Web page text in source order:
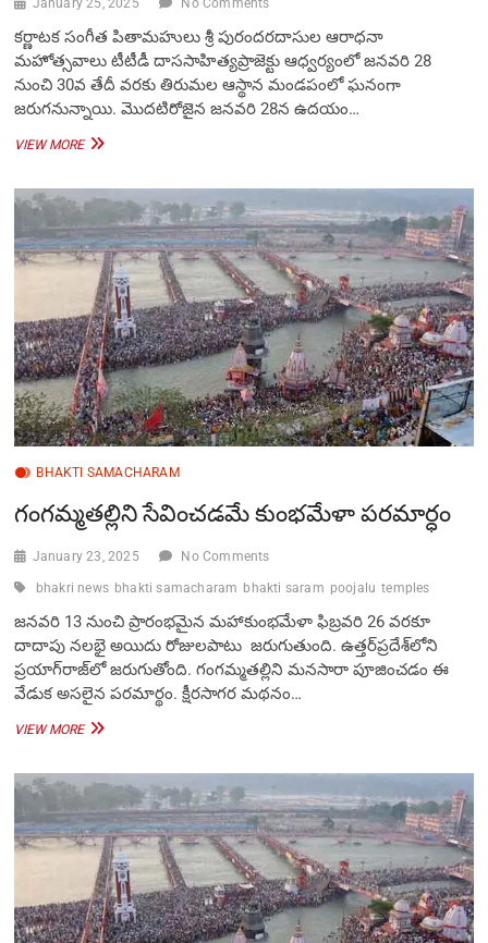
January 25, 2025 No Comments
కర్ణాటక సంగీత పితామహులు శ్రీ పురందరదాసుల ఆరాధనా
మహోత్సవాలు టీటీడీ దాససాహిత్యప్రాజెక్టు ఆధ్వర్యంలో జ‌న‌వరి 28
నుంచి 30వ తేదీ వరకు తిరుమల ఆస్థాన మండ‌పంలో ఘ‌నంగా
జరుగనున్నాయి. మొదటిరోజైన జ‌న‌వరి 28న ఉదయం…
VIEW MOREశ్రీ
మహోత్సవాలు
BHAKTI SAMACHARAM
గంగమ్మతల్లిని సేవించడమే కుంభమేళా పరమార్ధం
January 23, 2025 No Comments
bhakri news bhakti samacharam bhakti saram poojalu temples
జనవరి 13 నుంచి ప్రారంభమైన మహాకుంభమేళా ఫిబ్రవరి 26 వరకూ
దాదాపు నలభై అయిదు రోజులపాటు జరుగుతుంది. ఉత్తర్‌ప్రదేశ్‌లోని
ప్రయాగ్‌రాజ్‌లో జరుగుతోంది. గంగమ్మతల్లిని మనసారా పూజించడం ఈ
వేడుక అసలైన పరమార్థం. క్షీరసాగర మథనం…
VIEW MOREగంగమ్మతల్లిని
పరమార్ధం